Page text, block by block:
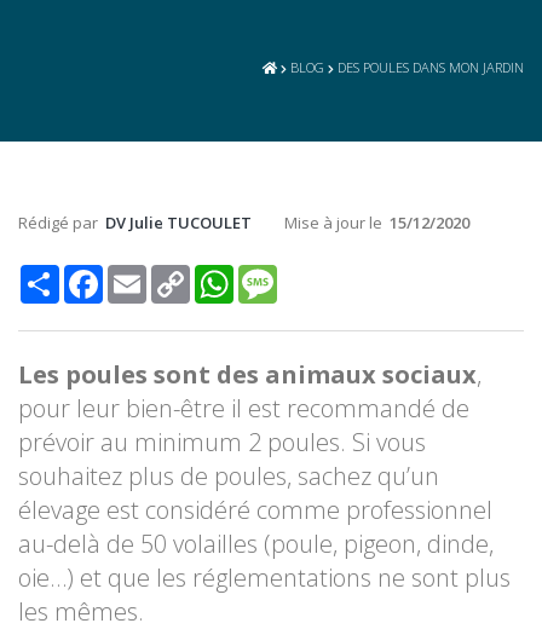
BLOG DES POULES DANS MON JARDIN
Rédigé par DV Julie TUCOULET Mise à jour le 15/12/2020
Share Facebook
Email Copy
Link
WhatsApp
Les poules sont des animaux sociaux,
pour leur bien-être il est recommandé de
prévoir au minimum 2 poules. Si vous
souhaitez plus de poules, sachez qu’un
élevage est considéré comme professionnel
au-delà de 50 volailles (poule, pigeon, dinde,
oie…) et que les réglementations ne sont plus
les mêmes.